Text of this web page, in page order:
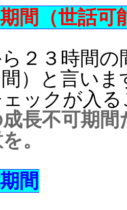
間（世話可
２３時間
）と言い
ックが入
長不可期
。
間